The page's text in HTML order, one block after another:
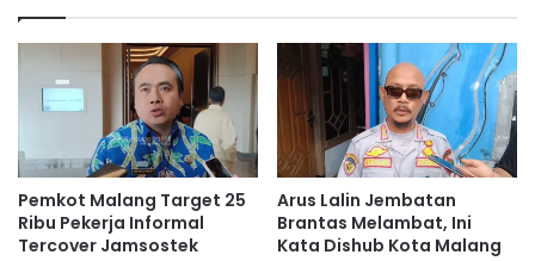
Pemkot Malang Target 25
Ribu Pekerja Informal
Tercover Jamsostek
Arus Lalin Jembatan
Brantas Melambat, Ini
Kata Dishub Kota Malang